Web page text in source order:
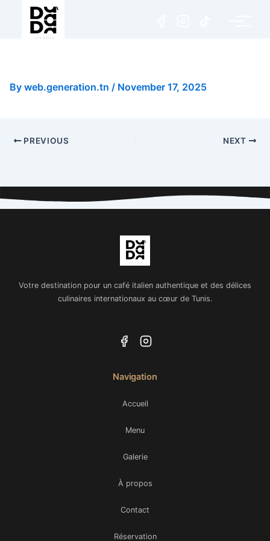
By web.generation.tn / November 17, 2025
PREVIOUS NEXT
Votre destination pour un café italien authentique et des délices
culinaires internationaux au cœur de Tunis.
Navigation
Accueil
Menu
Galerie
À propos
Contact
Réservation